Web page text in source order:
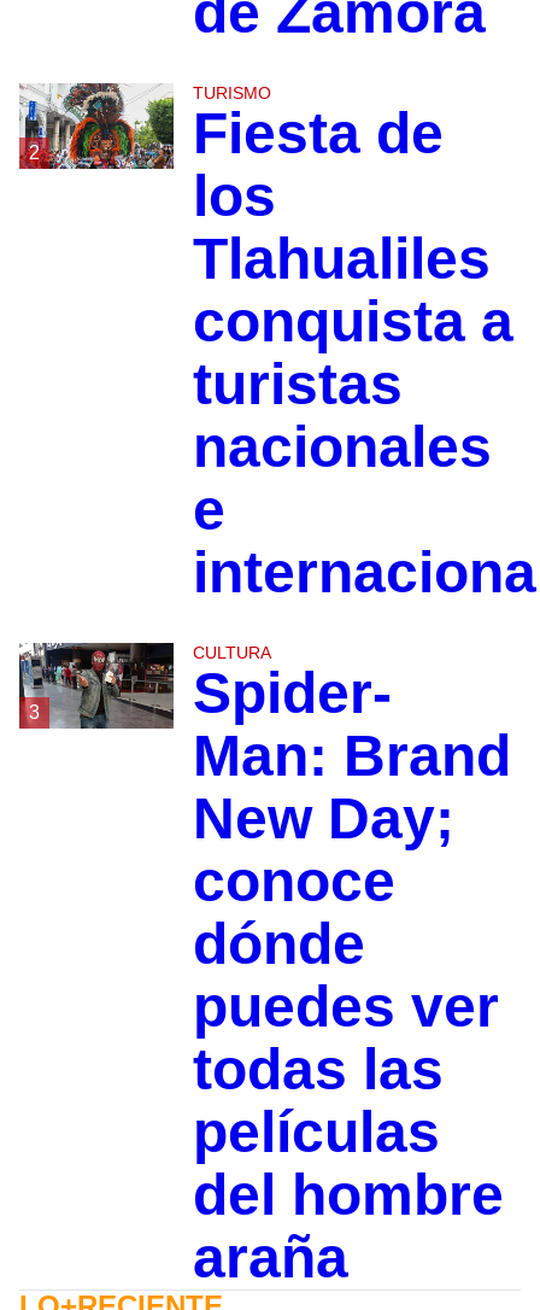
2
TURISMO
Fiesta de
los
Tlahualiles
conquista a
turistas
nacionales
e
3
CULTURA
Spider-
Man: Brand
New Day;
conoce
dónde
puedes ver
todas las
películas
del hombre
araña